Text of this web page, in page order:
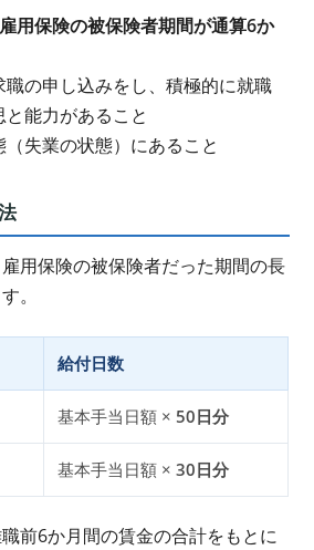
用保険の被保険者期間が通算6か
の申し込みをし、積極的に就職
能力があること
失業の状態）にあること
用保険の被保険者だった期間の長
。
給付日数
基本手当日額 ×50日分
基本手当日額 ×30日分
前6か月間の賃金の合計をもとに